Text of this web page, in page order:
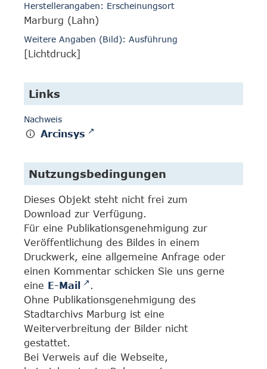
Herstellerangaben: Erscheinungsort
Marburg (Lahn)
Weitere Angaben (Bild): Ausführung
[Lichtdruck]
Links
Nachweis
Arcinsys
Nutzungsbedingungen
Dieses Objekt steht nicht frei zum
Download zur Verfügung.
Für eine Publikationsgenehmigung zur
Veröffentlichung des Bildes in einem
Druckwerk, eine allgemeine Anfrage oder
einen Kommentar schicken Sie uns gerne
eine E-Mail
.
Ohne Publikationsgenehmigung des
Stadtarchivs Marburg ist eine
Weiterverbreitung der Bilder nicht
gestattet.
Bei Verweis auf die Webseite,